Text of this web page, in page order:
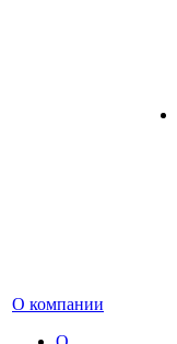
О компании